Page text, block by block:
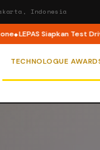
Indonesia
Siapkan Test Drive
TECHNOLOGUE